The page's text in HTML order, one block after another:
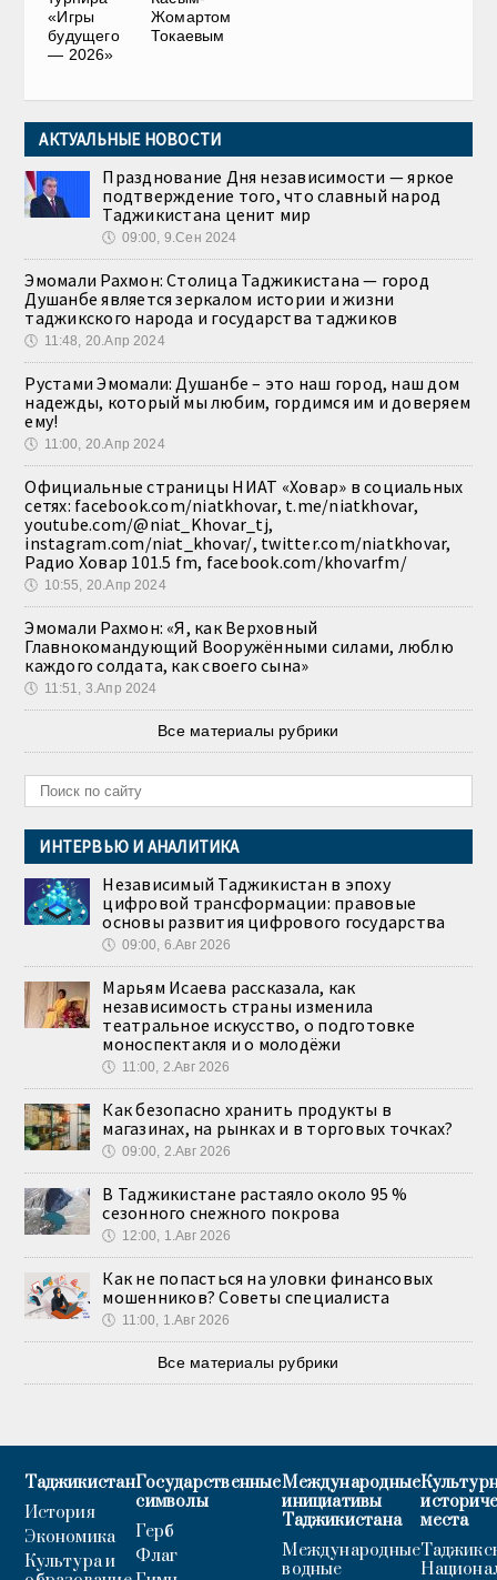
«Игры
будущего
— 2026»
Жомартом
Токаевым
АКТУАЛЬНЫЕ НОВОСТИ
Празднование Дня независимости — яркое
подтверждение того, что славный народ
Таджикистана ценит мир
🕔 09:00, 9.Сен 2024
Эмомали Рахмон: Столица Таджикистана — город
Душанбе является зеркалом истории и жизни
таджикского народа и государства таджиков
🕔 11:48, 20.Апр 2024
Рустами Эмомали: Душанбе – это наш город, наш дом
надежды, который мы любим, гордимся им и доверяем
ему!
🕔 11:00, 20.Апр 2024
Официальные страницы НИАТ «Ховар» в социальных
сетях: facebook.com/niatkhovar, t.me/niatkhovar,
youtube.com/@niat_Khovar_tj,
instagram.com/niat_khovar/, twitter.com/niatkhovar,
Радио Ховар 101.5 fm, facebook.com/khovarfm/
🕔 10:55, 20.Апр 2024
Эмомали Рахмон: «Я, как Верховный
Главнокомандующий Вооружёнными силами, люблю
каждого солдата, как своего сына»
🕔 11:51, 3.Апр 2024
Все материалы рубрики
ИНТЕРВЬЮ И АНАЛИТИКА
Независимый Таджикистан в эпоху
цифровой трансформации: правовые
основы развития цифрового государства
🕔 09:00, 6.Авг 2026
Марьям Исаева рассказала, как
независимость страны изменила
театральное искусство, о подготовке
моноспектакля и о молодёжи
🕔 11:00, 2.Авг 2026
Как безопасно хранить продукты в
магазинах, на рынках и в торговых точках?
🕔 09:00, 2.Авг 2026
В Таджикистане растаяло около 95 %
сезонного снежного покрова
🕔 12:00, 1.Авг 2026
Как не попасться на уловки финансовых
мошенников? Советы специалиста
🕔 11:00, 1.Авг 2026
Все материалы рубрики
Таджикистан
История
Экономика
Культура и
Государственные
символы
Герб
Флаг
Международные
инициативы
Таджикистана
Международные
водные
места